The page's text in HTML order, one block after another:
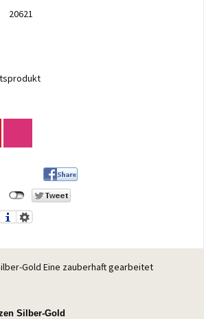
20621
Gold Eine zauberhaft gearbeitet
Silber-Gold